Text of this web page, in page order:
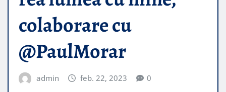
colaborare cu
@PaulMorar
admin feb. 22, 2023 0